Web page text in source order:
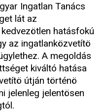
Ingatlan Tanács
lát az
hatásfokú
az ingatlanközvetítö
A megoldás
kiváltó hatása
útján történö
jelenleg jelentösen